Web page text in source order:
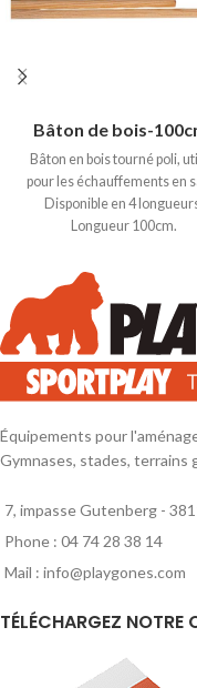
Bâton de bois-
Bâton en bois tourné poli,
pour les échauffements en
Disponible en 4
Longueur 100cm.
Équipements pour
Gymnases, stades, terrains
7, impasse Gutenberg -
Phone : 04 74 28 38 14
Mail : info@playgones.com
TÉLÉCHARGEZ NOTRE